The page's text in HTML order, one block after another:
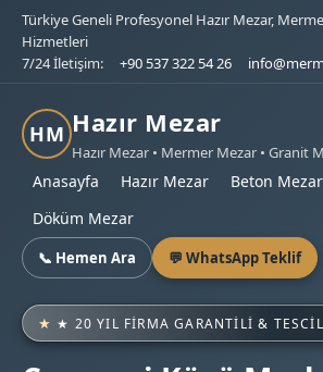
Türkiye Geneli Profesyonel Hazır Mezar,
Hizmetleri
7/24 İletişim:
+90 537 322 54 26
HM Hazır Mezar
Hazır Mezar • Mermer Mezar • Granit
Anasayfa Hazır Mezar Beton Mezar
Döküm Mezar
📞 Hemen Ara 💬 WhatsApp Teklif
★ 20 YIL FIRMA GARANTILI &